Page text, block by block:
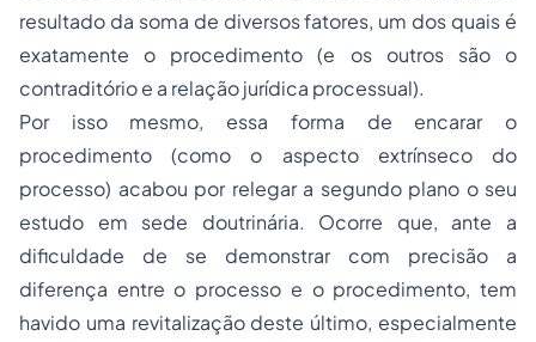
resultado da soma de diversos fatores, um dos quais é
exatamente o procedimento (e os outros são o
contraditório e a relação jurídica processual).
Por isso mesmo, essa forma de encarar o
procedimento (como o aspecto extrínseco do
processo) acabou por relegar a segundo plano o seu
estudo em sede doutrinária. Ocorre que, ante a
dificuldade de se demonstrar com precisão a
diferença entre o processo e o procedimento, tem
havido uma revitalização deste último, especialmente